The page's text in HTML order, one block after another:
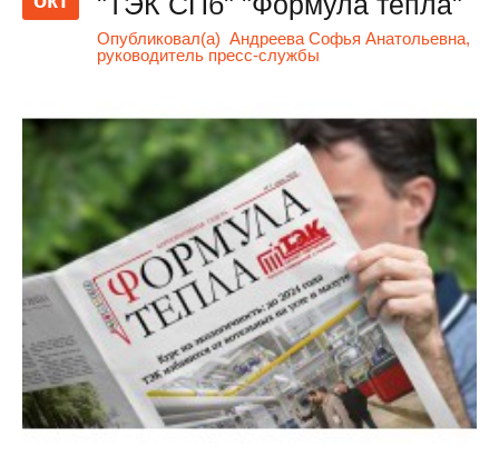
Опубликовал(а) Андреева Софья Анатольевна,
руководитель пресс-службы